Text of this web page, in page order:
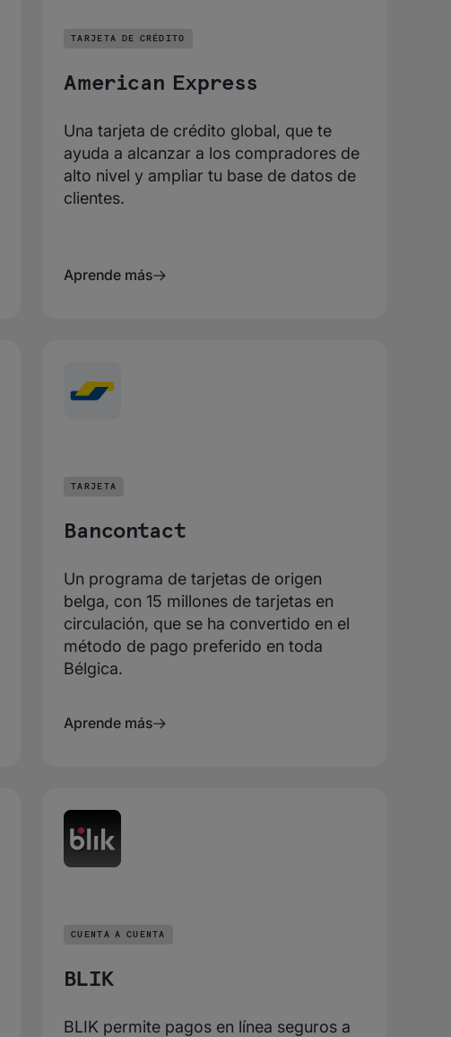
TARJETA DE CRÉDITO
American Express
Una tarjeta de crédito global, que te
ayuda a alcanzar a los compradores de
alto nivel y ampliar tu base de datos de
clientes.
Aprende más
TARJETA
Bancontact
Un programa de tarjetas de origen
belga, con 15 millones de tarjetas en
circulación, que se ha convertido en el
método de pago preferido en toda
Bélgica.
Aprende más
CUENTA A CUENTA
BLIK
BLIK permite pagos en línea seguros a